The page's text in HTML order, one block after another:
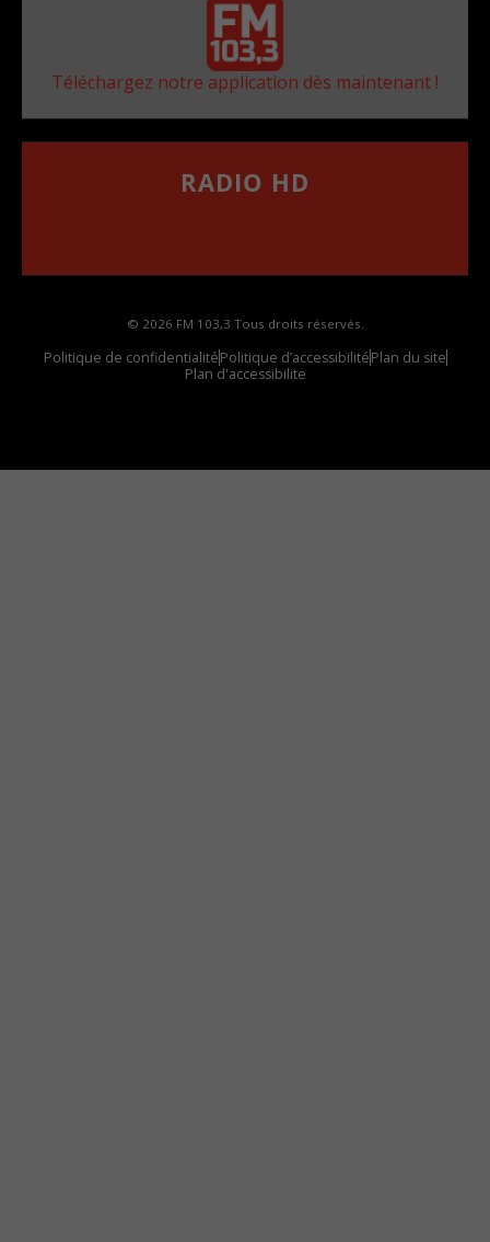
Téléchargez notre application dès maintenant !
RADIO HD
© 2026 FM 103,3 Tous droits réservés.
Politique de confidentialitéPolitique d’accessibilitéPlan du site
Plan d'accessibilite